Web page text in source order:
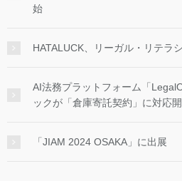
始
HATALUCK、リーガル・リテラ
AI法務プラットフォーム「
ックが「倉庫寄託契約」に対応
「JIAM 2024 OSAKA」に出展